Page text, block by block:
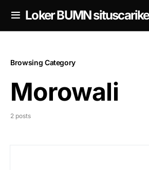
Loker BUMN
Browsing Category
Morowali
2 posts